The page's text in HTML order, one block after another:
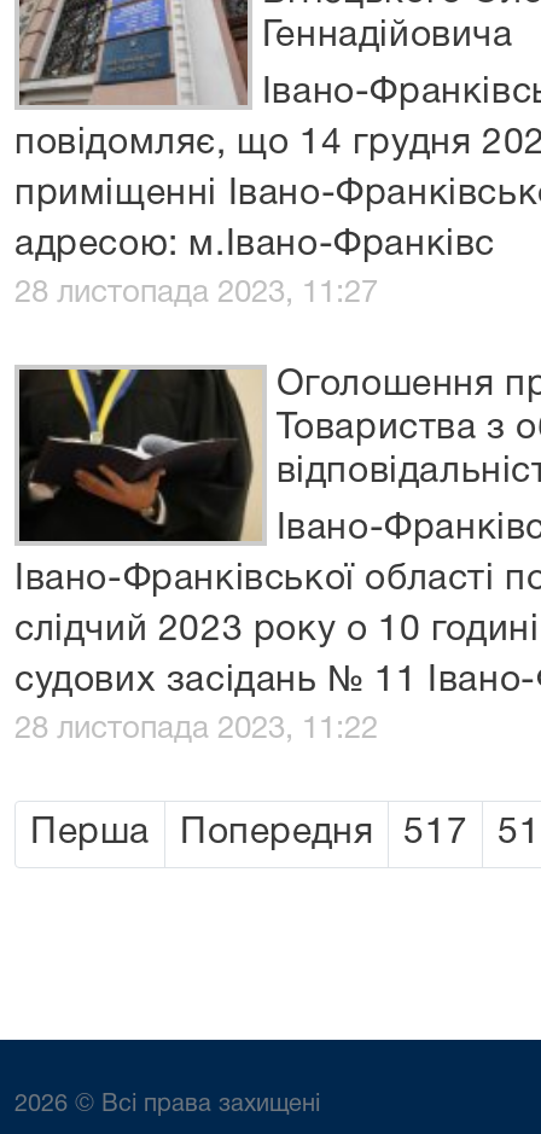
Геннадійовича
Івано-
повідомляє, що 14 грудня
приміщенні Івано-
адресою: м.Івано-Франківс
28 листопада 2023, 11:27
Оголошення
Товариства з
Івано-
Івано-Франківської області
слідчий 2023 року о 10
судових засідань № 11
28 листопада 2023, 11:22
Перша Попередня 517
2026 © Всі права захищені